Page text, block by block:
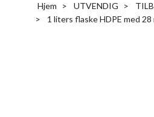
Hjem UTVENDIG
1 liters flaske HDPE med